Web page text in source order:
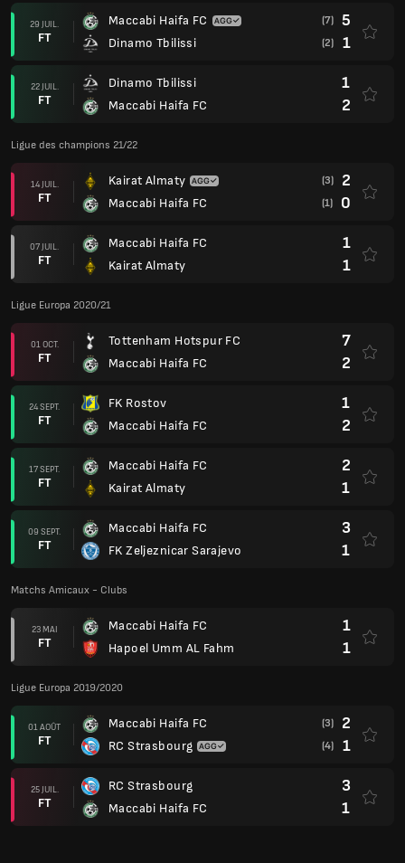
29 JUIL.
FT
Maccabi Haifa FC
Dinamo Tbilissi
(7) 5
(2) 1
22 JUIL.
FT
Dinamo Tbilissi
Maccabi Haifa FC
1
2
Ligue des champions 21/22
14 JUIL.
FT
Kairat Almaty
Maccabi Haifa FC
(3) 2
(1) 0
07 JUIL.
FT
Maccabi Haifa FC
Kairat Almaty
1
1
Ligue Europa 2020/21
01 OCT.
FT
Tottenham Hotspur FC
Maccabi Haifa FC
7
2
24 SEPT.
FT
FK Rostov
Maccabi Haifa FC
1
2
17 SEPT.
FT
Maccabi Haifa FC
Kairat Almaty
2
1
09 SEPT.
FT
Maccabi Haifa FC
FK Zeljeznicar Sarajevo
3
1
Matchs Amicaux - Clubs
23 MAI
FT
Maccabi Haifa FC
Hapoel Umm AL Fahm
1
1
Ligue Europa 2019/2020
01 AOÛT
FT
Maccabi Haifa FC
RC Strasbourg
(3) 2
(4) 1
25 JUIL.
FT
RC Strasbourg
Maccabi Haifa FC
3
1